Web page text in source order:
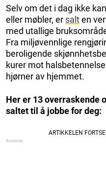
Selv om det i dag ikke
eller møbler, er salten
med utallige
Fra miljøvennlige
beroligende
kurer mot
hjørner av hjemmet.
Her er 13 overraskende
saltet til å jobbe for deg: